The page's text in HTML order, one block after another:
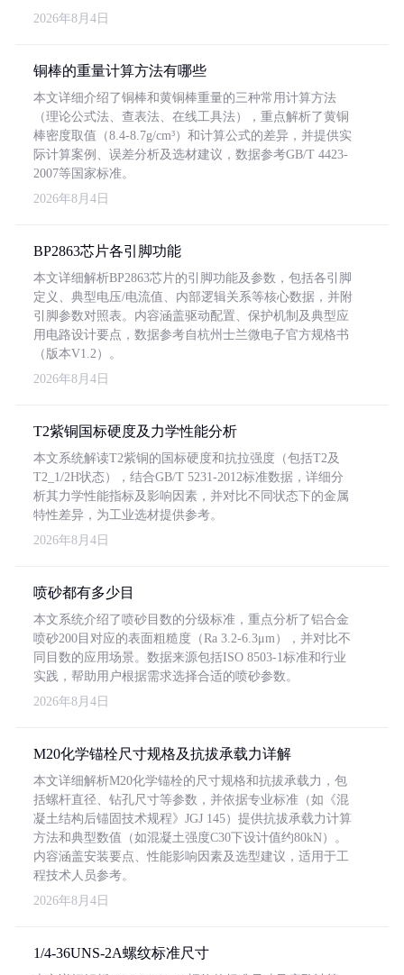
2026年8月4日
铜棒的重量计算方法有哪些
本文详细介绍了铜棒和黄铜棒重量的三种常用计算方法
（理论公式法、查表法、在线工具法），重点解析了黄铜
棒密度取值（8.4-8.7g/cm³）和计算公式的差异，并提供实
际计算案例、误差分析及选材建议，数据参考GB/T 4423-
2007等国家标准。
2026年8月4日
BP2863芯片各引脚功能
本文详细解析BP2863芯片的引脚功能及参数，包括各引脚
定义、典型电压/电流值、内部逻辑关系等核心数据，并附
引脚参数对照表。内容涵盖驱动配置、保护机制及典型应
用电路设计要点，数据参考自杭州士兰微电子官方规格书
（版本V1.2）。
2026年8月4日
T2紫铜国标硬度及力学性能分析
本文系统解读T2紫铜的国标硬度和抗拉强度（包括T2及
T2_1/2H状态），结合GB/T 5231-2012标准数据，详细分
析其力学性能指标及影响因素，并对比不同状态下的金属
特性差异，为工业选材提供参考。
2026年8月4日
喷砂都有多少目
本文系统介绍了喷砂目数的分级标准，重点分析了铝合金
喷砂200目对应的表面粗糙度（Ra 3.2-6.3μm），并对比不
同目数的应用场景。数据来源包括ISO 8503-1标准和行业
实践，帮助用户根据需求选择合适的喷砂参数。
2026年8月4日
M20化学锚栓尺寸规格及抗拔承载力详解
本文详细解析M20化学锚栓的尺寸规格和抗拔承载力，包
括螺杆直径、钻孔尺寸等参数，并依据专业标准（如《混
凝土结构后锚固技术规程》JGJ 145）提供抗拔承载力计算
方法和典型数值（如混凝土强度C30下设计值约80kN）。
内容涵盖安装要点、性能影响因素及选型建议，适用于工
程技术人员参考。
2026年8月4日
1/4-36UNS-2A螺纹标准尺寸